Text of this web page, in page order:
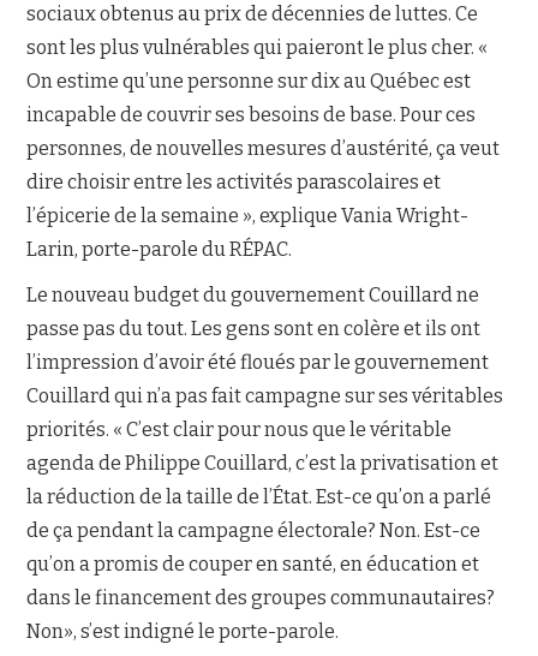
sociaux obtenus au prix de décennies de luttes. Ce
sont les plus vulnérables qui paieront le plus cher. «
On estime qu’une personne sur dix au Québec est
incapable de couvrir ses besoins de base. Pour ces
personnes, de nouvelles mesures d’austérité, ça veut
dire choisir entre les activités parascolaires et
l’épicerie de la semaine », explique Vania Wright-
Larin, porte-parole du RÉPAC.
Le nouveau budget du gouvernement Couillard ne
passe pas du tout. Les gens sont en colère et ils ont
l’impression d’avoir été floués par le gouvernement
Couillard qui n’a pas fait campagne sur ses véritables
priorités. « C’est clair pour nous que le véritable
agenda de Philippe Couillard, c’est la privatisation et
la réduction de la taille de l’État. Est-ce qu’on a parlé
de ça pendant la campagne électorale? Non. Est-ce
qu’on a promis de couper en santé, en éducation et
dans le financement des groupes communautaires?
Non», s’est indigné le porte-parole.